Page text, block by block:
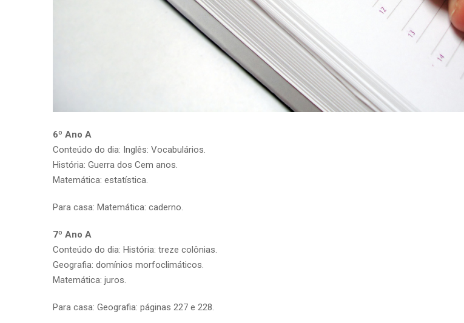
6º Ano A
Conteúdo do dia: Inglês: Vocabulários.
História: Guerra dos Cem anos.
Matemática: estatística.
Para casa: Matemática: caderno.
7º Ano A
Conteúdo do dia: História: treze colônias.
Geografia: domínios morfoclimáticos.
Matemática: juros.
Para casa: Geografia: páginas 227 e 228.